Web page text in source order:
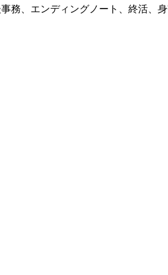
務、エンディングノート、終活、